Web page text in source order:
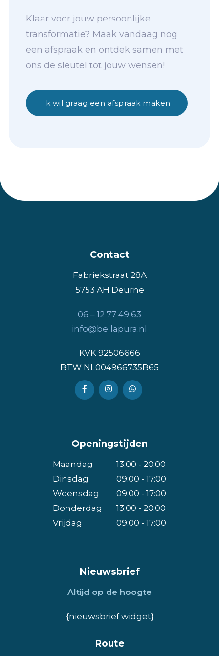
Klaar voor jouw persoonlijke
transformatie? Maak vandaag nog
een afspraak en ontdek samen met
ons de sleutel tot jouw wensen!
Ik wil graag een afspraak maken
Contact
Fabriekstraat 28A
5753 AH Deurne
​06 – 12 77 49 63
info@bellapura.nl
KVK 92506666
BTW NL004966735B65
Openingstijden
Maandag
13:00 - 20:00
Dinsdag
09:00 - 17:00
Woensdag
09:00 - 17:00
Donderdag
13:00 - 20:00
Vrijdag
09:00 - 17:00
Nieuwsbrief
Altijd op de hoogte
{nieuwsbrief widget}
Route